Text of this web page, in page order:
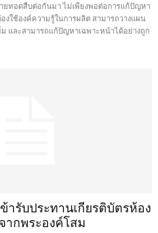
ยทอดสืบต่อกันมา ไม่เพียงพอต่อการแก้ปัญหา
งใช้องค์ความรู้ในการผลิต สามารถวางแผน
และสามารถแก้ปัญหาเฉพาะหน้าได้อย่างถูก
ารับประทานเกียรติบัตรห้อง
กพระองค์โสม